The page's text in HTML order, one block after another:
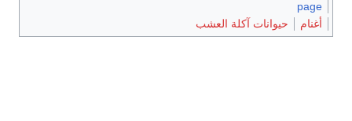
page
أغنام
حيوانات آكلة العشب